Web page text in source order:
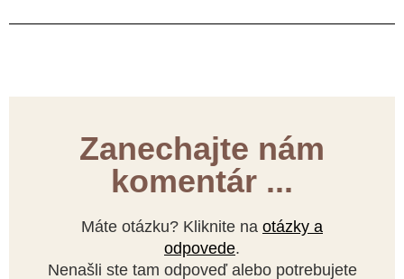
Zanechajte nám
komentár ...
Máte otázku? Kliknite na otázky a
odpovede.
Nenašli ste tam odpoveď alebo potrebujete